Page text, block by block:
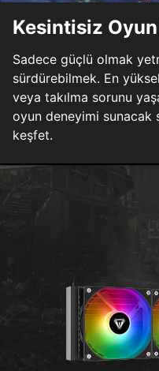
Kesintisiz
Sadece güçlü olmak
sürdürebilmek. En
veya takılma sorunu
oyun deneyimi sunacak
keşfet.